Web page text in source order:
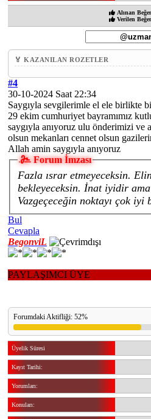
Alınan
Verilen
🏅 KAZANILAN ROZETLER
#4
30-10-2024 Saat 22:34
Saygıyla sevgilerimle el ele birlikte
29 ekim cumhuriyet bayramımız
saygıyla anıyoruz ulu önderimizi ve
olsun mekanları cennet olsun
Allah amin saygıyla anıyoruz
Forum İmzası
Fazla ısrar etmeyeceksin.
bekleyeceksin. İnat iyidir ama
Vazgeçeceğin noktayı çok iyi
Bul
Cevapla
BegonviL
PAYLAŞIMCI ÜYE
Forumdaki Aktifliği: 52%
Üyelik Süresi
Kayıt Tarihi:
Yorumları:
Konuları: